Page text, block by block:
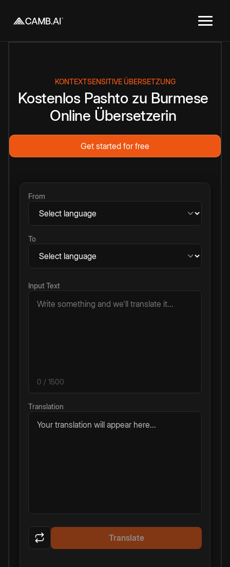
KONTEXTSENSITIVE ÜBERSETZUNG
Kostenlos Pashto zu Burmese
Online Übersetzerin
Get started for free
From
To
Input Text
0 / 1500
Translation
Your translation will appear here...
Translate